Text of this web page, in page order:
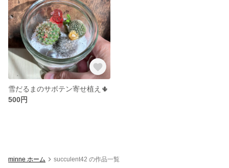
雪だるまのサボテン寄せ植え🌵
500円
minne ホーム succulent42 の作品一覧